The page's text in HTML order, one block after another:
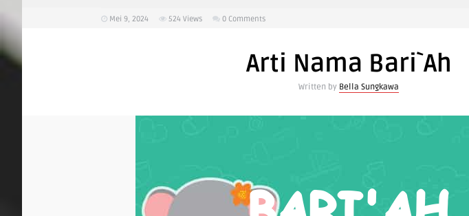
Mei 9, 2024 524 Views 0 Comments
Arti Nama Bari`Ah
Written by Bella Sungkawa